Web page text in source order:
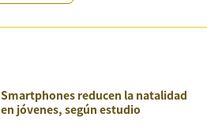
Smartphones reducen la natalidad
en jóvenes, según estudio